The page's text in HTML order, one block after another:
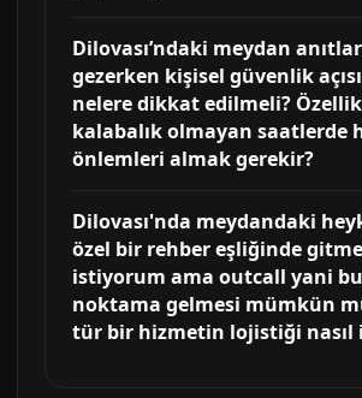
Dilovası’ndaki meydan
gezerken kişisel güvenlik
nelere dikkat edilmeli?
kalabalık olmayan saatlerde
önlemleri almak gerekir?
Dilovası'nda meydandaki
özel bir rehber eşliğinde
istiyorum ama outcall yani
noktama gelmesi mümkün
tür bir hizmetin lojistiği nasıl